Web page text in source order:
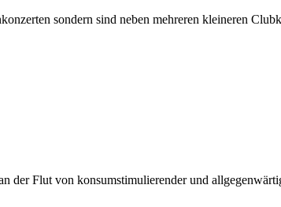
sondern sind neben mehreren kleineren
der Flut von konsumstimulierender und